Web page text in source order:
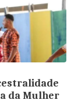
da Mulher